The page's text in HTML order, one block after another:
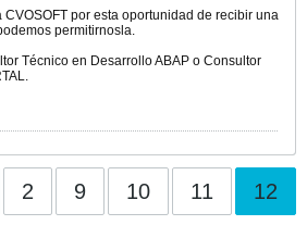
CVOSOFT por esta oportunidad de recibir una
permitirnosla.
Técnico en Desarrollo ABAP o Consultor
2 9 10 11 12